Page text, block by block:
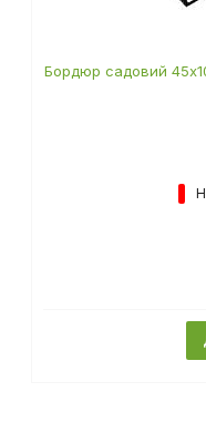
Бордюр садовий